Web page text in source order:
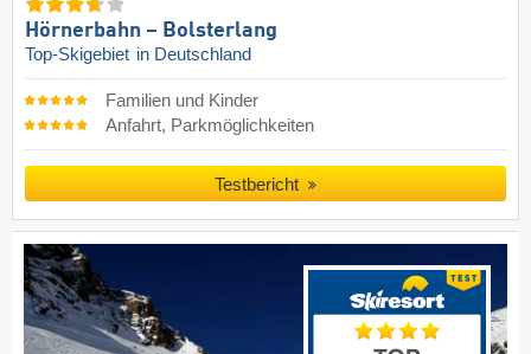
Hörnerbahn – Bolsterlang
Top-Skigebiet in Deutschland
Familien und Kinder
Anfahrt, Parkmöglichkeiten
Testbericht